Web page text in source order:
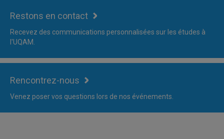
Restons en contact
Recevez des communications personnalisées sur les études à
l'UQAM.
Rencontrez-nous
Venez poser vos questions lors de nos événements.